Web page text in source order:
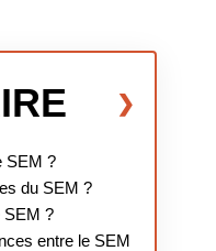
SEM ?
du SEM ?
SEM ?
entre le SEM